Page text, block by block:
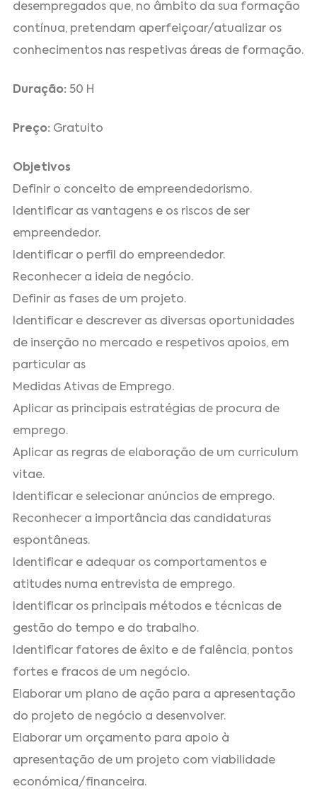
desempregados que, no âmbito da sua formação
contínua, pretendam aperfeiçoar/atualizar os
conhecimentos nas respetivas áreas de formação.
Duração: 50 H
Preço: Gratuito
Objetivos
Definir o conceito de empreendedorismo.
Identificar as vantagens e os riscos de ser
empreendedor.
Identificar o perfil do empreendedor.
Reconhecer a ideia de negócio.
Definir as fases de um projeto.
Identificar e descrever as diversas oportunidades
de inserção no mercado e respetivos apoios, em
particular as
Medidas Ativas de Emprego.
Aplicar as principais estratégias de procura de
emprego.
Aplicar as regras de elaboração de um curriculum
vitae.
Identificar e selecionar anúncios de emprego.
Reconhecer a importância das candidaturas
espontâneas.
Identificar e adequar os comportamentos e
atitudes numa entrevista de emprego.
Identificar os principais métodos e técnicas de
gestão do tempo e do trabalho.
Identificar fatores de êxito e de falência, pontos
fortes e fracos de um negócio.
Elaborar um plano de ação para a apresentação
do projeto de negócio a desenvolver.
Elaborar um orçamento para apoio à
apresentação de um projeto com viabilidade
económica/financeira.